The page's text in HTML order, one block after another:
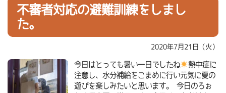
不審者対応の避難訓練をしまし
た。
2020年7月21日（火）
今日はとっても暑い一日でしたね
熱中症に
注意し、水分補給をこまめに行い元気に夏の
遊びを楽しみたいと思います。 今日のろぉ